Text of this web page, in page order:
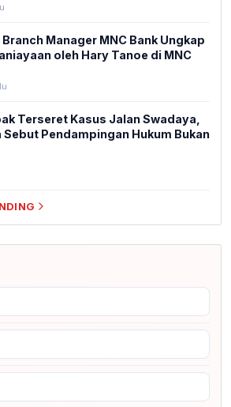
Manager MNC Bank Ungkap
oleh Hary Tanoe di MNC
Terseret Kasus Jalan Swadaya,
Sebut Pendampingan Hukum Bukan